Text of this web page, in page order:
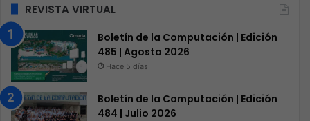
REVISTA VIRTUAL
Boletín de la Computación | Edición
485 | Agosto 2026
Hace 5 días
Boletín de la Computación | Edición
484 | Julio 2026